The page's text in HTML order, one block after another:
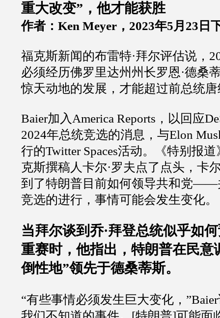
重大改变” ，他才能获胜
作者： Ken Meyer ， 2023年5月 23 日
福克斯新闻的布雷特·拜尔评估说，
必须经历佛罗里达州州长罗恩·德桑
惊天动地的发展，才能超过前总统
Baier加入 America Reports ，以回应
2024年总统竞选的消息，与Elon
行的Twitter Spaces活动。《特别报
克斯撰稿人卡尔·罗夫点了点头，卡
到了特朗普目前如何领导共和党——
竞选的进行，事情可能会发生变化。
当拜尔谈到乔·拜登总统似乎如
重赛时，他指出，特朗普在民意
倒性地”领先于德桑蒂斯。
“有些事情必须发生巨大变化， ”Baier